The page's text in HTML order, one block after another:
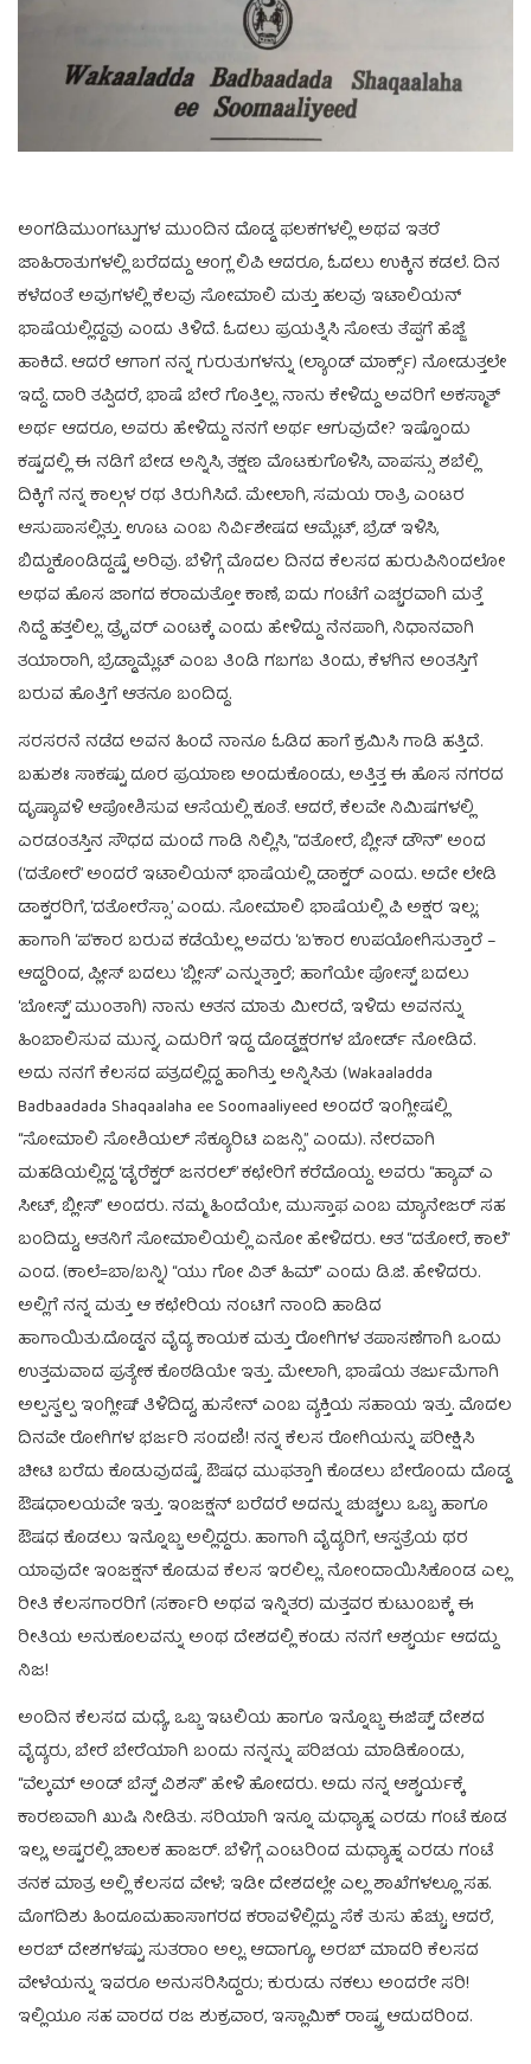
ಅಂಗಡಿಮುಂಗಟ್ಟುಗಳ ಮುಂದಿನ ದೊಡ್ಡ ಫಲಕಗಳಲ್ಲಿ ಅಥವ ಇತರೆ
ಜಾಹಿರಾತುಗಳಲ್ಲಿ ಬರೆದದ್ದು ಆಂಗ್ಲ ಲಿಪಿ ಆದರೂ, ಓದಲು ಉಕ್ಕಿನ ಕಡಲೆ. ದಿನ
ಕಳೆದಂತೆ ಅವುಗಳಲ್ಲಿ ಕೆಲವು ಸೋಮಾಲಿ ಮತ್ತು ಹಲವು ಇಟಾಲಿಯನ್
ಭಾಷೆಯಲ್ಲಿದ್ದವು ಎಂದು ತಿಳಿದೆ. ಓದಲು ಪ್ರಯತ್ನಿಸಿ ಸೋತು ತೆಪ್ಪಗೆ ಹೆಜ್ಜೆ
ಹಾಕಿದೆ. ಆದರೆ ಆಗಾಗ ನನ್ನ ಗುರುತುಗಳನ್ನು (ಲ್ಯಾಂಡ್ ಮಾರ್ಕ್ಸ್) ನೋಡುತ್ತಲೇ
ಇದ್ದೆ. ದಾರಿ ತಪ್ಪಿದರೆ, ಭಾಷೆ ಬೇರೆ ಗೊತ್ತಿಲ್ಲ. ನಾನು ಕೇಳಿದ್ದು ಅವರಿಗೆ ಅಕಸ್ಮಾತ್
ಅರ್ಥ ಆದರೂ, ಅವರು ಹೇಳಿದ್ದು ನನಗೆ ಅರ್ಥ ಆಗುವುದೇ? ಇಷ್ಟೊಂದು
ಕಷ್ಟದಲ್ಲಿ ಈ ನಡಿಗೆ ಬೇಡ ಅನ್ನಿಸಿ, ತಕ್ಷಣ ಮೊಟಕುಗೊಳಿಸಿ, ವಾಪಸ್ಸು ಶಬೆಲ್ಲಿ
ದಿಕ್ಕಿಗೆ ನನ್ನ ಕಾಲ್ಗಳ ರಥ ತಿರುಗಿಸಿದೆ. ಮೇಲಾಗಿ, ಸಮಯ ರಾತ್ರಿ ಎಂಟರ
ಆಸುಪಾಸಲ್ಲಿತ್ತು. ಊಟ ಎಂಬ ನಿರ್ವಿಶೇಷದ ಆಮ್ಲೆಟ್, ಬ್ರೆಡ್ ಇಳಿಸಿ,
ಬಿದ್ದುಕೊಂಡಿದ್ದಷ್ಟೆ ಅರಿವು. ಬೆಳಿಗ್ಗೆ ಮೊದಲ ದಿನದ ಕೆಲಸದ ಹುರುಪಿನಿಂದಲೋ
ಅಥವ ಹೊಸ ಜಾಗದ ಕರಾಮತ್ತೋ ಕಾಣೆ, ಐದು ಗಂಟೆಗೆ ಎಚ್ಚರವಾಗಿ ಮತ್ತೆ
ನಿದ್ದೆ ಹತ್ತಲಿಲ್ಲ. ಡ್ರೈವರ್ ಎಂಟಕ್ಕೆ ಎಂದು ಹೇಳಿದ್ದು ನೆನಪಾಗಿ, ನಿಧಾನವಾಗಿ
ತಯಾರಾಗಿ, ಬ್ರೆಡ್ಡಾಮ್ಲೆಟ್ ಎಂಬ ತಿಂಡಿ ಗಬಗಬ ತಿಂದು, ಕೆಳಗಿನ ಅಂತಸ್ತಿಗೆ
ಬರುವ ಹೊತ್ತಿಗೆ ಆತನೂ ಬಂದಿದ್ದ.
ಸರಸರನೆ ನಡೆದ ಅವನ ಹಿಂದೆ ನಾನೂ ಓಡಿದ ಹಾಗೆ ಕ್ರಮಿಸಿ ಗಾಡಿ ಹತ್ತಿದೆ.
ಬಹುಶಃ ಸಾಕಷ್ಟು ದೂರ ಪ್ರಯಾಣ ಅಂದುಕೊಂಡು, ಅತ್ತಿತ್ತ ಈ ಹೊಸ ನಗರದ
ದೃಷ್ಯಾವಳಿ ಆಪೋಶಿಸುವ ಆಸೆಯಲ್ಲಿ ಕೂತೆ. ಆದರೆ, ಕೆಲವೇ ನಿಮಿಷಗಳಲ್ಲಿ
ಎರಡಂತಸ್ತಿನ ಸೌಧದ ಮಂದೆ ಗಾಡಿ ನಿಲ್ಲಿಸಿ, “ದತೋರೆ, ಬ್ಲೀಸ್ ಡೌನ್” ಅಂದ
(‘ದತೋರೆ’ ಅಂದರೆ ಇಟಾಲಿಯನ್ ಭಾಷೆಯಲ್ಲಿ ಡಾಕ್ಟರ್ ಎಂದು. ಅದೇ ಲೇಡಿ
ಡಾಕ್ಟರರಿಗೆ, ‘ದತೋರೆಸ್ಸಾ’ ಎಂದು. ಸೋಮಾಲಿ ಭಾಷೆಯಲ್ಲಿ ಪಿ ಅಕ್ಷರ ಇಲ್ಲ;
ಹಾಗಾಗಿ ‘ಪ’ಕಾರ ಬರುವ ಕಡೆಯೆಲ್ಲ ಅವರು ‘ಬ’ಕಾರ ಉಪಯೋಗಿಸುತ್ತಾರೆ –
ಆದ್ದರಿಂದ, ಪ್ಲೀಸ್ ಬದಲು ‘ಬ್ಲೀಸ್’ ಎನ್ನುತ್ತಾರೆ; ಹಾಗೆಯೇ ಪೋಸ್ಟ್ ಬದಲು
‘ಬೋಸ್ಟ್’ ಮುಂತಾಗಿ) ನಾನು ಆತನ ಮಾತು ಮೀರದೆ, ಇಳಿದು ಅವನನ್ನು
ಹಿಂಬಾಲಿಸುವ ಮುನ್ನ, ಎದುರಿಗೆ ಇದ್ದ ದೊಡ್ಡಕ್ಷರಗಳ ಬೋರ್ಡ್ ನೋಡಿದೆ.
ಅದು ನನಗೆ ಕೆಲಸದ ಪತ್ರದಲ್ಲಿದ್ದ ಹಾಗಿತ್ತು ಅನ್ನಿಸಿತು (Wakaaladda
Badbaadada Shaqaalaha ee Soomaaliyeed ಅಂದರೆ ಇಂಗ್ಲೀಷಲ್ಲಿ
“ಸೋಮಾಲಿ ಸೋಶಿಯಲ್ ಸೆಕ್ಯೂರಿಟಿ ಏಜನ್ಸಿ” ಎಂದು). ನೇರವಾಗಿ
ಮಹಡಿಯಲ್ಲಿದ್ದ ‘ಡೈರೆಕ್ಟರ್ ಜನರಲ್’ ಕಛೇರಿಗೆ ಕರೆದೊಯ್ದ. ಅವರು “ಹ್ಯಾವ್ ಎ
ಸೀಟ್, ಬ್ಲೀಸ್” ಅಂದರು. ನಮ್ಮ ಹಿಂದೆಯೇ, ಮುಸ್ತಾಫ ಎಂಬ ಮ್ಯಾನೇಜರ್ ಸಹ
ಬಂದಿದ್ದು, ಆತನಿಗೆ ಸೋಮಾಲಿಯಲ್ಲಿ ಏನೋ ಹೇಳಿದರು. ಆತ “ದತೋರೆ, ಕಾಲೆ”
ಎಂದ. (ಕಾಲೆ=ಬಾ/ಬನ್ನಿ) “ಯು ಗೋ ವಿತ್ ಹಿಮ್” ಎಂದು ಡಿ.ಜಿ. ಹೇಳಿದರು.
ಅಲ್ಲಿಗೆ ನನ್ನ ಮತ್ತು ಆ ಕಛೇರಿಯ ನಂಟಿಗೆ ನಾಂದಿ ಹಾಡಿದ
ಹಾಗಾಯಿತು.ದೊಡ್ಡನ ವೈದ್ಯ ಕಾಯಕ ಮತ್ತು ರೋಗಿಗಳ ತಪಾಸಣೆಗಾಗಿ ಒಂದು
ಉತ್ತಮವಾದ ಪ್ರತ್ಯೇಕ ಕೊಠಡಿಯೇ ಇತ್ತು. ಮೇಲಾಗಿ, ಭಾಷೆಯ ತರ್ಜುಮೆಗಾಗಿ
ಅಲ್ಪಸ್ವಲ್ಪ ಇಂಗ್ಲೀಷ್ ತಿಳಿದಿದ್ದ, ಹುಸೇನ್ ಎಂಬ ವ್ಯಕ್ತಿಯ ಸಹಾಯ ಇತ್ತು. ಮೊದಲ
ದಿನವೇ ರೋಗಿಗಳ ಭರ್ಜರಿ ಸಂದಣಿ! ನನ್ನ ಕೆಲಸ ರೋಗಿಯನ್ನು ಪರೀಕ್ಷಿಸಿ
ಚೀಟಿ ಬರೆದು ಕೊಡುವುದಷ್ಟೆ. ಔಷಧ ಮುಫತ್ತಾಗಿ ಕೊಡಲು ಬೇರೊಂದು ದೊಡ್ಡ
ಔಷಧಾಲಯವೇ ಇತ್ತು. ಇಂಜಕ್ಷನ್ ಬರೆದರೆ ಅದನ್ನು ಚುಚ್ಚಲು ಒಬ್ಬ, ಹಾಗೂ
ಔಷಧ ಕೊಡಲು ಇನ್ನೊಬ್ಬ ಅಲ್ಲಿದ್ದರು. ಹಾಗಾಗಿ ವೈದ್ಯರಿಗೆ, ಆಸ್ಪತ್ರೆಯ ಥರ
ಯಾವುದೇ ಇಂಜಕ್ಷನ್ ಕೊಡುವ ಕೆಲಸ ಇರಲಿಲ್ಲ. ನೋಂದಾಯಿಸಿಕೊಂಡ ಎಲ್ಲ
ರೀತಿ ಕೆಲಸಗಾರರಿಗೆ (ಸರ್ಕಾರಿ ಅಥವ ಇನ್ನಿತರ) ಮತ್ತವರ ಕುಟುಂಬಕ್ಕೆ ಈ
ರೀತಿಯ ಅನುಕೂಲವನ್ನು ಅಂಥ ದೇಶದಲ್ಲಿ ಕಂಡು ನನಗೆ ಆಶ್ಚರ್ಯ ಆದದ್ದು
ನಿಜ!
ಅಂದಿನ ಕೆಲಸದ ಮಧ್ಯೆ, ಒಬ್ಬ ಇಟಲಿಯ ಹಾಗೂ ಇನ್ನೊಬ್ಬ ಈಜಿಪ್ಟ್ ದೇಶದ
ವೈದ್ಯರು, ಬೇರೆ ಬೇರೆಯಾಗಿ ಬಂದು ನನ್ನನ್ನು ಪರಿಚಯ ಮಾಡಿಕೊಂಡು,
“ವೆಲ್ಕಮ್ ಅಂಡ್ ಬೆಸ್ಟ್ ವಿಶಸ್” ಹೇಳಿ ಹೋದರು. ಅದು ನನ್ನ ಆಶ್ಚರ್ಯಕ್ಕೆ
ಕಾರಣವಾಗಿ ಖುಷಿ ನೀಡಿತು. ಸರಿಯಾಗಿ ಇನ್ನೂ ಮಧ್ಯಾಹ್ನ ಎರಡು ಗಂಟೆ ಕೂಡ
ಇಲ್ಲ, ಅಷ್ಟರಲ್ಲಿ ಚಾಲಕ ಹಾಜರ್. ಬೆಳಿಗ್ಗೆ ಎಂಟರಿಂದ ಮಧ್ಯಾಹ್ನ ಎರಡು ಗಂಟೆ
ತನಕ ಮಾತ್ರ ಅಲ್ಲಿ ಕೆಲಸದ ವೇಳೆ; ಇಡೀ ದೇಶದಲ್ಲೇ ಎಲ್ಲ ಶಾಖೆಗಳಲ್ಲೂ ಸಹ.
ಮೊಗದಿಶು ಹಿಂದೂಮಹಾಸಾಗರದ ಕರಾವಳಿಲ್ಲಿದ್ದು ಸೆಕೆ ತುಸು ಹೆಚ್ಚು. ಆದರೆ,
ಅರಬ್ ದೇಶಗಳಷ್ಟು ಸುತರಾಂ ಅಲ್ಲ. ಆದಾಗ್ಯೂ, ಅರಬ್ ಮಾದರಿ ಕೆಲಸದ
ವೇಳೆಯನ್ನು ಇವರೂ ಅನುಸರಿಸಿದ್ದರು; ಕುರುಡು ನಕಲು ಅಂದರೇ ಸರಿ!
ಇಲ್ಲಿಯೂ ಸಹ ವಾರದ ರಜ ಶುಕ್ರವಾರ, ಇಸ್ಲಾಮಿಕ್ ರಾಷ್ಟ್ರ ಆದುದರಿಂದ.